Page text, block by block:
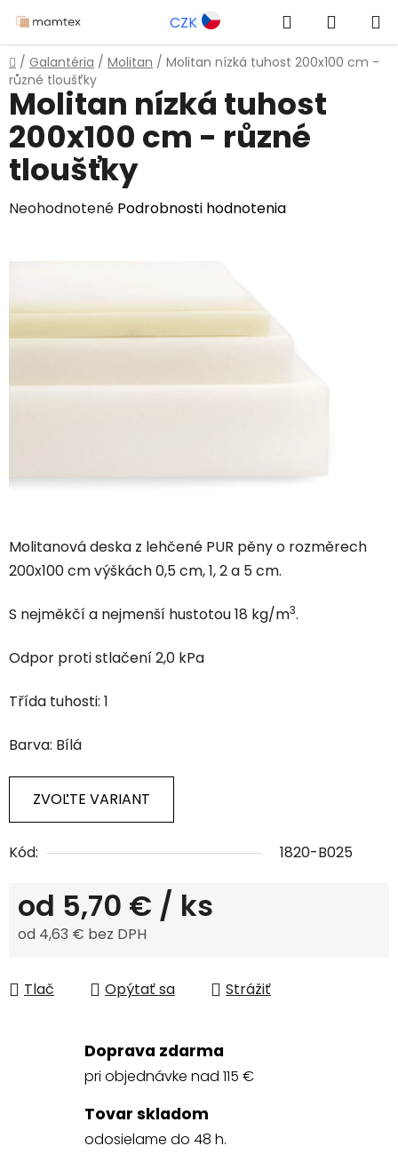
na
obsah
CZK Hľadať
KOŠÍK
Domov
/ Galantéria / Molitan / Molitan nízká tuhost 200x100 cm -
různé tloušťky
Molitanová deska z lehčené PUR pěny o rozměrech
200x100 cm výškách 0,5 cm, 1, 2 a 5 cm.
S nejměkčí a nejmenší hustotou 18 kg/m3.
Odpor proti stlačení 2,0 kPa
Třída tuhosti: 1
Barva: Bílá
ZVOĽTE VARIANT
Kód: 1820-B025
od 5,70 € / ks
od 4,63 € bez DPH
Tlač
Opýtať sa Strážiť
Molitan nízká tuhost
200x100 cm - různé
tloušťky
Priemerné
0,0
Neohodnotené Podrobnosti hodnotenia
Doprava zdarma
pri objednávke nad 115 €
Tovar skladom
odosielame do 48 h.